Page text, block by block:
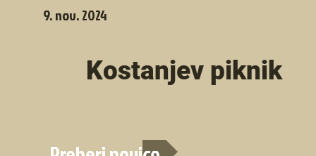
9. nov. 2024
Kostanjev piknik